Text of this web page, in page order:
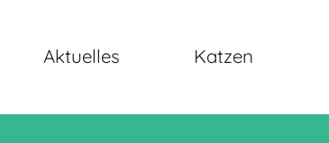
Aktuelles Katzen